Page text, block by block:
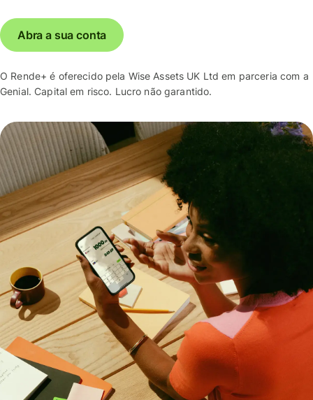
Abra a sua conta
O Rende+ é oferecido pela Wise Assets UK Ltd em parceria com a
Genial. Capital em risco. Lucro não garantido.